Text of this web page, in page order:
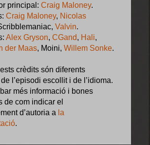
principal: Craig Maloney.
Craig Maloney, Nicolas
Valvin.
Alex Gryson, CGand, Hali,
der Maas, Moini, Willem Sonke.
crèdits són diferents
l’episodi escollit i de l’idioma.
més informació i bones
de com indicar el
d’autoria a la
.